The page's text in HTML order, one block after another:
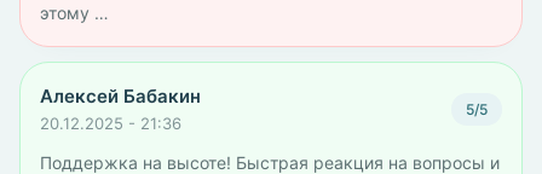
этому …
Алексей Бабакин
20.12.2025 - 21:36
5/5
Поддержка на высоте! Быстрая реакция на вопросы и